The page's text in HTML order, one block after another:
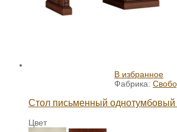
В избранное
Фабрика:
Стол письменный однотумбовый
Цвет